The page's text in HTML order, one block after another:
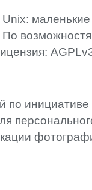
по инициативе